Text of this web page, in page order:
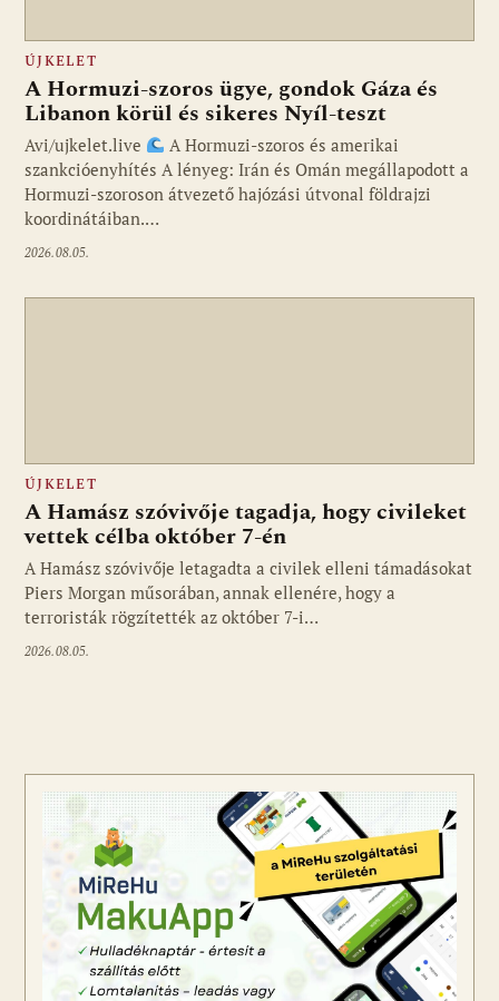
ÚJKELET
A Hormuzi-szoros ügye, gondok Gáza és
Libanon körül és sikeres Nyíl-teszt
Avi/ujkelet.live
A Hormuzi-szoros és amerikai
szankcióenyhítés A lényeg: Irán és Omán megállapodott a
Hormuzi-szoroson átvezető hajózási útvonal földrajzi
koordinátáiban.…
2026.08.05.
ÚJKELET
A Hamász szóvivője tagadja, hogy civileket
vettek célba október 7-én
A Hamász szóvivője letagadta a civilek elleni támadásokat
Piers Morgan műsorában, annak ellenére, hogy a
terroristák rögzítették az október 7-i…
2026.08.05.